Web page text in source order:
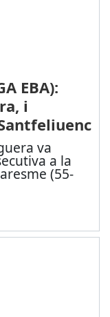
EBA):
i
va
a la
(55-